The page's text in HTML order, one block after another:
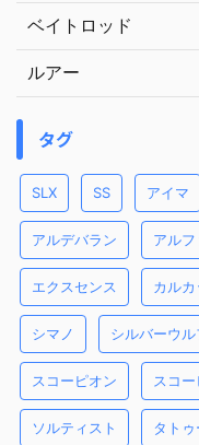
ベイトロッド
ルアー
タグ
SLX SS アイマ
アルデバラン アルフ
エクスセンス カル
シマノ シルバーウル
スコーピオン スコ
ソルティスト タトゥ